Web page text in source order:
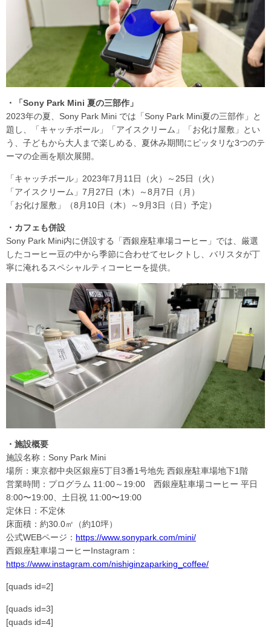
・「Sony Park Mini 夏の三部作」
2023年の夏、Sony Park Mini では「Sony Park Mini夏の三部作」と
題し、「キャッチボール」「アイスクリーム」「お化け屋敷」とい
う、子どもから大人まで楽しめる、夏休み期間にピッタリな3つのテ
ーマの企画を順次展開。
「キャッチボール」2023年7月11日（火）～25日（火）
「アイスクリーム」7月27日（木）～8月7日（月）
「お化け屋敷」（8月10日（木）～9月3日（日）予定）
・カフェも併設
Sony Park Mini内に併設する「西銀座駐車場コーヒー」では、厳選
したコーヒー豆の中から季節に合わせてセレクトし、バリスタが丁
寧に淹れるスペシャルティコーヒーを提供。
・施設概要
施設名称：Sony Park Mini
場所：東京都中央区銀座5丁目3番1号地先 西銀座駐車場地下1階
営業時間：プログラム 11:00～19:00 西銀座駐車場コーヒー 平日
8:00〜19:00、土日祝 11:00〜19:00
定休日：不定休
床面積：約30.0㎡（約10坪）
公式WEBページ： https://www.sonypark.com/mini/
西銀座駐車場コーヒーInstagram：
https://www.instagram.com/nishiginzaparking_coffee/
[quads id=2]
[quads id=3]
[quads id=4]